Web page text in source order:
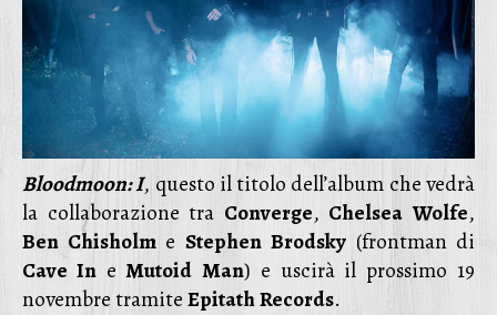
Bloodmoon: I, questo il titolo dell’album che vedrà
la collaborazione tra Converge, Chelsea Wolfe,
Ben Chisholme Stephen Brodsky (frontman di
Cave IneMutoid Man) e uscirà il prossimo 19
novembre tramiteEpitathRecords.